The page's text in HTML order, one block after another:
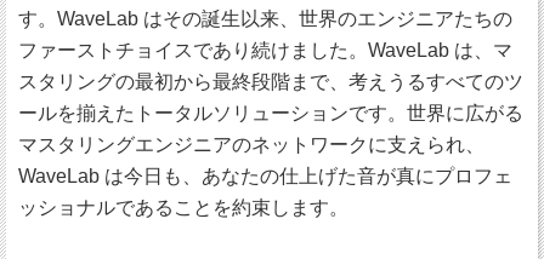
す。WaveLab はその誕生以来、世界のエンジニアたちの
ファーストチョイスであり続けました。WaveLab は、マ
スタリングの最初から最終段階まで、考えうるすべてのツ
ールを揃えたトータルソリューションです。世界に広がる
マスタリングエンジニアのネットワークに支えられ、
WaveLab は今日も、あなたの仕上げた音が真にプロフェ
ッショナルであることを約束します。